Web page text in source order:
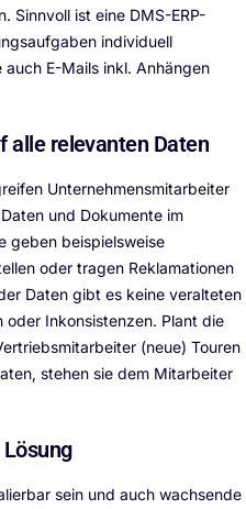
Sinnvoll ist eine DMS-ERP-
individuell
E-Mails inkl. Anhängen
alle relevanten Daten
Unternehmensmitarbeiter
und Dokumente im
geben beispielsweise
oder tragen Reklamationen
Daten gibt es keine veralteten
Inkonsistenzen. Plant die
(neue) Touren
stehen sie dem Mitarbeiter
sein und auch wachsende